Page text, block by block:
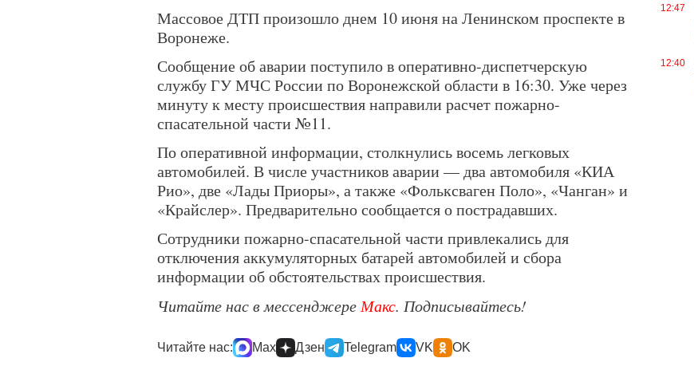
Массовое ДТП произошло днем 10 июня на Ленинском проспекте в
Воронеже.
Сообщение об аварии поступило в оперативно-диспетчерскую
службу ГУ МЧС России по Воронежской области в 16:30. Уже через
минуту к месту происшествия направили расчет пожарно-
спасательной части №11.
По оперативной информации, столкнулись восемь легковых
автомобилей. В числе участников аварии — два автомобиля «КИА
Рио», две «Лады Приоры», а также «Фольксваген Поло», «Чанган» и
«Крайслер». Предварительно сообщается о пострадавших.
Сотрудники пожарно-спасательной части привлекались для
отключения аккумуляторных батарей автомобилей и сбора
информации об обстоятельствах происшествия.
Читайте нас в мессенджере Макс. Подписывайтесь!
Читайте нас: Max Дзен Telegram VK OK
12:47
12:40